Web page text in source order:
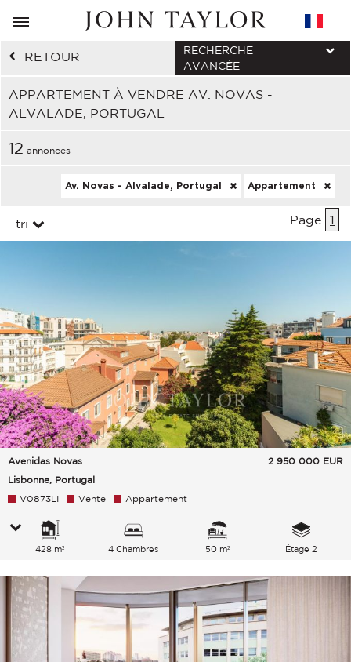
RETOUR
APPARTEMENT À VENDRE AV. NOVAS -
ALVALADE, PORTUGAL
RECHERCHE
AVANCÉE
12 annonces
Av. Novas - Alvalade, Portugal Appartement
tri Page 1
Avenidas Novas
Lisbonne, Portugal
2 950 000 EUR
V0873LI Vente Appartement
428 m² 4 Chambres 50 m² Étage 2